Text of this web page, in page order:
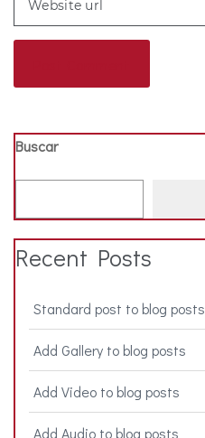
Buscar
Recent Posts
Standard post to blog posts
Add Gallery to blog posts
Add Video to blog posts
Add Audio to blog posts